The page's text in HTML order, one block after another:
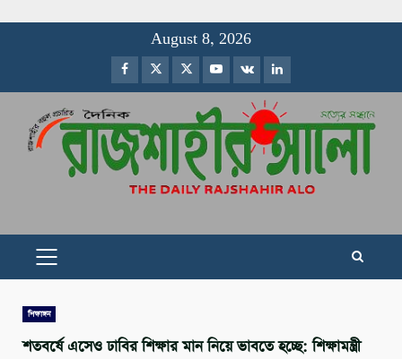
August 8, 2026
Facebook
TwitterInstagram
Youtube
VK LinkedIn
PRIMARY
শিক্ষাঙ্গন
শতবর্ষে এসেও ঢাবির শিক্ষার মান নিয়ে ভাবতে হচ্ছে: শিক্ষামন্ত্রী